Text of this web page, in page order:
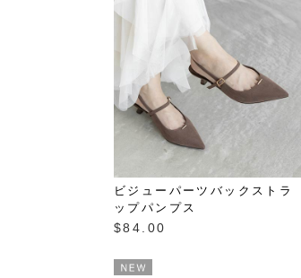
ビジューパーツバックストラ
ップパンプス
$‌84.00